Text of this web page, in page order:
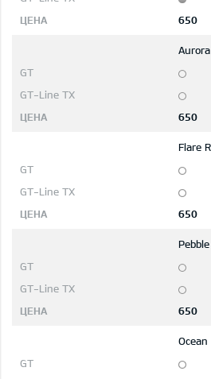
650
650
Flare
650
650
Ocean